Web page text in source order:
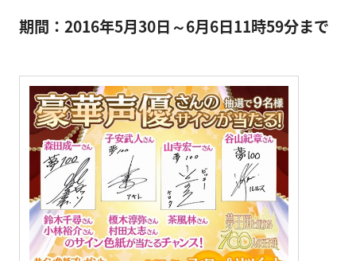
期間：2016年5月30日～6月6日11時59分まで